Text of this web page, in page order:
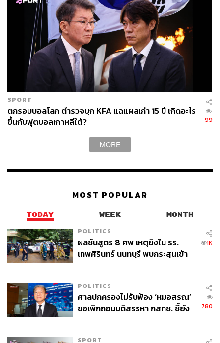
USA China Taiwan
Nancy Pelosi
จับตาความตึงเครียดจีน vs. ไต้หวัน
40
THE STANDARD TEAM
SPORT
ตกรอบบอลโลก ตำรวจบุก KFA แฉแผลเก่า 15 ปี เกิดอะไร
ขึ้นกับฟุตบอลเกาหลีใต้?
99
MORE
MOST POPULAR
TODAY WEEK MONTH
POLITICS
ผลชันสูตร 8 ศพ เหตุยิงใน รร.
เทพศิรินทร์ นนทบุรี พบกระสุนเข้า
1K
POLITICS
ศาลปกครองไม่รับฟ้อง ‘หมอสรณ’
ขอเพิกถอนมติสรรหา กสทช. ชี้ยัง
780
SPORT